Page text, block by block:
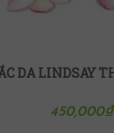
450,000₫